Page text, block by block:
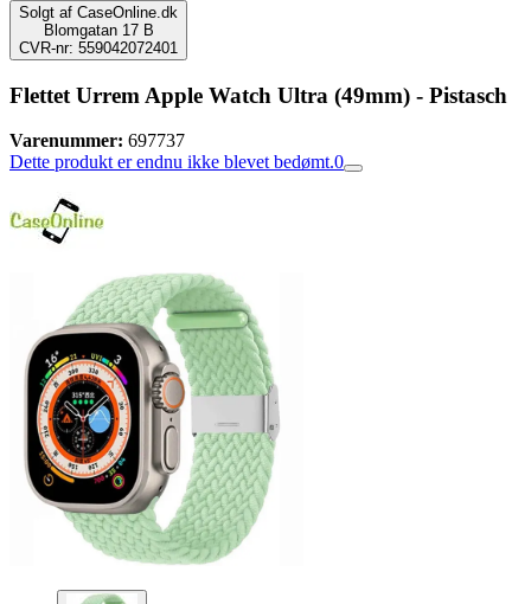
Solgt af CaseOnline.dk
Blomgatan 17 B
CVR-nr: 559042072401
Flettet Urrem Apple Watch Ultra (49mm) - Pistasch
Varenummer: 697737
Dette produkt er endnu ikke blevet bedømt.0